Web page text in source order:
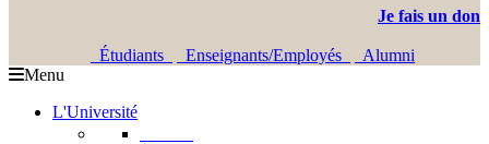
Je fais un don
Étudiants Enseignants/Employés
Alumni
Menu
L'Université